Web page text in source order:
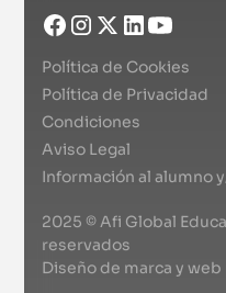
Política de Cookies
Política de Privacidad
Condiciones
Aviso Legal
Información al alumno
2025 © Afi Global
reservados
Diseño de marca y